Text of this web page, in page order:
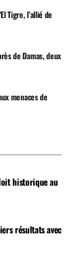
Tigre, l’allié de
de Damas, deux
menaces de
historique au
résultats avec